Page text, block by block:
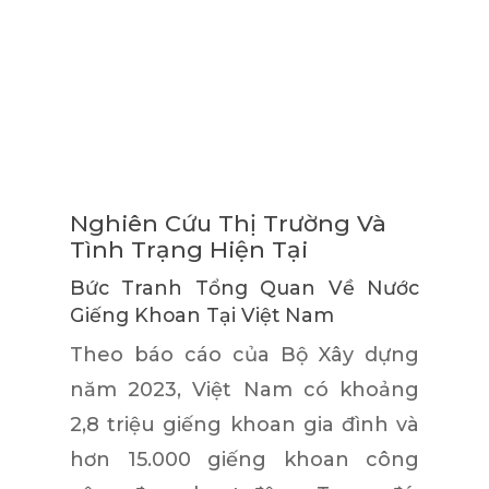
Nghiên Cứu Thị Trường Và
Tình Trạng Hiện Tại
Bức Tranh Tổng Quan Về Nước
Giếng Khoan Tại Việt Nam
Theo báo cáo của Bộ Xây dựng
năm 2023, Việt Nam có khoảng
2,8 triệu giếng khoan gia đình và
hơn 15.000 giếng khoan công